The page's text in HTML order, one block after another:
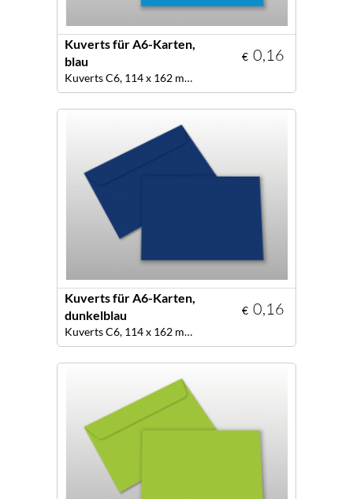
€ 0,16
Kuverts für A6-Karten,
blau
Kuverts C6, 114 x 162 mm, Farbe blau
€ 0,16
Kuverts für A6-Karten,
dunkelblau
Kuverts C6, 114 x 162 mm, Farbe dunkelblau